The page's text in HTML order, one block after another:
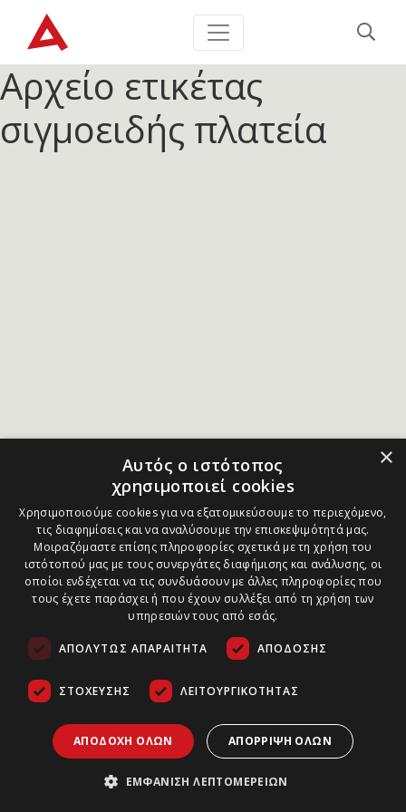
Αρχείο ετικέτας
σιγμοειδής πλατεία
×
Αυτός ο ιστότοπος
χρησιμοποιεί cookies
Χρησιμοποιούμε cookies για να εξατομικεύσουμε το περιεχόμενο,
τις διαφημίσεις και να αναλύσουμε την επισκεψιμότητά μας.
Μοιραζόμαστε επίσης πληροφορίες σχετικά με τη χρήση του
ιστότοπού μας με τους συνεργάτες διαφήμισης και ανάλυσης, οι
οποίοι ενδέχεται να τις συνδυάσουν με άλλες πληροφορίες που
τους έχετε παράσχει ή που έχουν συλλέξει από τη χρήση των
υπηρεσιών τους από εσάς.
ΑΠΟΛΎΤΩΣ ΑΠΑΡΑΊΤΗΤΑ ΑΠΌΔΟΣΗΣ
ΣΤΌΧΕΥΣΗΣ ΛΕΙΤΟΥΡΓΙΚΌΤΗΤΑΣ
ΑΠΟΔΟΧΉ ΌΛΩΝ ΑΠΌΡΡΙΨΗ ΌΛΩΝ
ΕΜΦΆΝΙΣΗ ΛΕΠΤΟΜΕΡΕΙΏΝ